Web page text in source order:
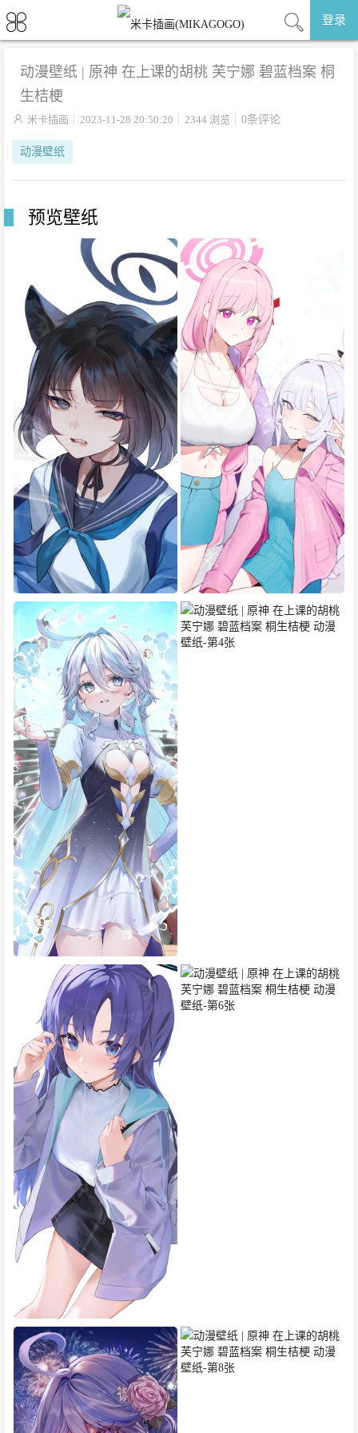
登录
动漫壁纸 | 原神 在上课的胡桃 芙宁娜 碧蓝档案 桐
生桔梗
 米卡插画 2023-11-28 20:50:20 2344 浏览 0条评论
动漫壁纸
预览壁纸